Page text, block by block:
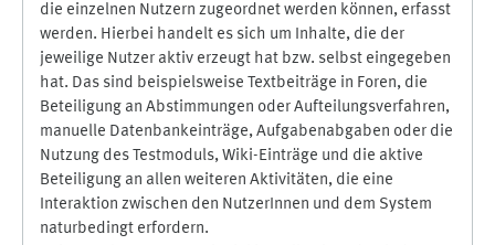
die einzelnen Nutzern zugeordnet werden können, erfasst
werden. Hierbei handelt es sich um Inhalte, die der
jeweilige Nutzer aktiv erzeugt hat bzw. selbst eingegeben
hat. Das sind beispielsweise Textbeiträge in Foren, die
Beteiligung an Abstimmungen oder Aufteilungsverfahren,
manuelle Datenbankeinträge, Aufgabenabgaben oder die
Nutzung des Testmoduls, Wiki-Einträge und die aktive
Beteiligung an allen weiteren Aktivitäten, die eine
Interaktion zwischen den NutzerInnen und dem System
naturbedingt erfordern.